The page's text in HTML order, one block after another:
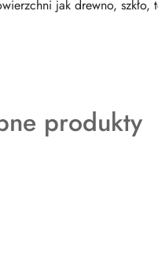
jak drewno, szkło,
produkty